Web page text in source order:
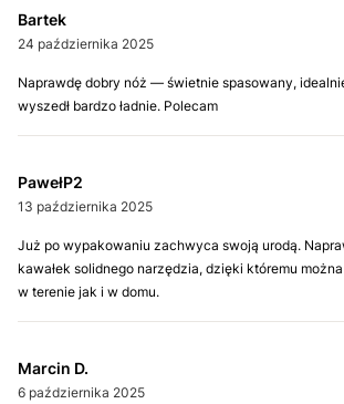
Bartek
24 października 2025
Naprawdę dobry nóż — świetnie spasowany,
wyszedł bardzo ładnie. Polecam
PawełP2
13 października 2025
Już po wypakowaniu zachwyca swoją urodą.
kawałek solidnego narzędzia, dzięki któremu
w terenie jak i w domu.
Marcin D.
6 października 2025